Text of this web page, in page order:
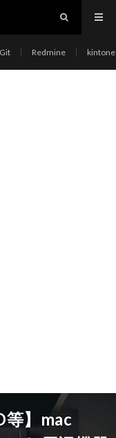
Git Redmine kintone
等】mac